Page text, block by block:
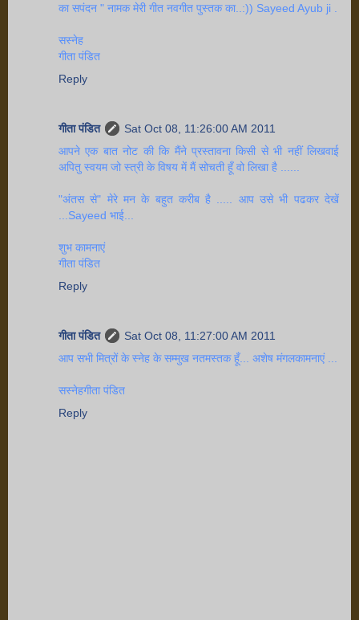
का सपंदन " नामक मेरी गीत नवगीत पुस्तक का..:)) Sayeed Ayub ji .
सस्नेह
गीता पंडित
Reply
गीता पंडित
Sat Oct 08, 11:26:00 AM 2011
आपने एक बात नोट की कि मैंने प्रस्तावना किसी से भी नहीं लिखवाई
अपितु स्वयम जो स्त्री के विषय में मैं सोचती हूँ वो लिखा है ......
"अंतस से" मेरे मन के बहुत करीब है ..... आप उसे भी पढकर देखें
...Sayeed भाई...
शुभ कामनाएं
गीता पंडित
Reply
गीता पंडित
Sat Oct 08, 11:27:00 AM 2011
आप सभी मित्रों के स्नेह के सम्मुख नतमस्तक हूँ... अशेष मंगलकामनाएं ...
सस्नेहगीता पंडित
Reply